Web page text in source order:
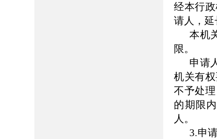
经本行
请人，
本机
限。
申请
机关有
不予处
的期限
人。
3.申